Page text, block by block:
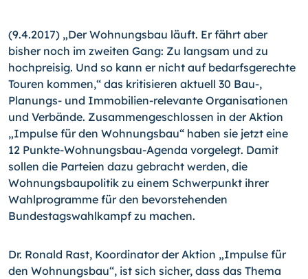
(9.4.2017) „Der Wohnungsbau läuft. Er fährt aber
bisher noch im zweiten Gang: Zu langsam und zu
hochpreisig. Und so kann er nicht auf bedarfsgerechte
Touren kommen,“ das kritisieren aktuell 30 Bau-,
Planungs- und Immobilien-relevante Organisationen
und Verbände. Zusammengeschlossen in der Aktion
„Impulse für den Wohnungsbau“ haben sie jetzt eine
12 Punkte-Wohnungsbau-Agenda vorgelegt. Damit
sollen die Parteien dazu gebracht werden, die
Wohnungsbaupolitik zu einem Schwerpunkt ihrer
Wahlprogramme für den bevorstehenden
Bundestagswahlkampf zu machen.
Dr. Ronald Rast, Koordinator der Aktion „Impulse für
den Wohnungsbau“, ist sich sicher, dass das Thema